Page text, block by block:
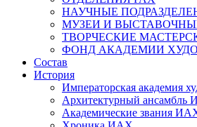
НАУЧНЫЕ
МУЗЕИ И
ТВОРЧЕСКИЕ
ФОНД АКАДЕМИИ
Состав
История
Императорская академия
Архитектурный ансамбль
Академические звания